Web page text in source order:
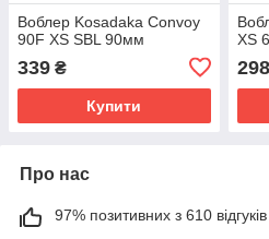
Воблер Kosadaka Convoy
90F XS SBL 90мм
339 ₴
Купити
XS
298
Про нас
97% позитивних з 610 відгуків